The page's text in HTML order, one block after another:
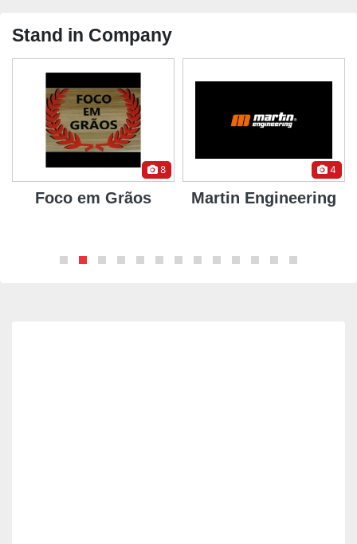
Stand in Company
8
Foco em Grãos
4
Martin Engineering